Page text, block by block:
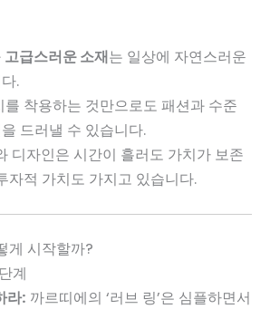
고급스러운 소재는 일상에 자연스러운
.
착용하는 것만으로도 패션과 수준
드러낼 수 있습니다.
디자인은 시간이 흘러도 가치가 보존
자적 가치도 가지고 있습니다.
게 시작할까?
계
라: 까르띠에의 ‘러브 링’은 심플하면서